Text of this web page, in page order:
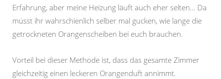
Erfahrung, aber meine Heizung läuft auch eher selten… Da
müsst ihr wahrschienlich selber mal gucken, wie lange die
getrockneten Orangenscheiben bei euch brauchen.
Vorteil bei dieser Methode ist, dass das gesamte Zimmer
gleichzeitig einen leckeren Orangenduft annimmt.